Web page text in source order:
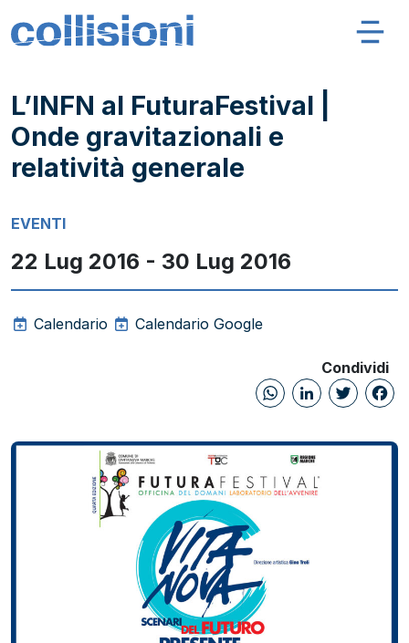
Salta al contenuto
Navigazione principale
L’INFN al FuturaFestival |
Onde gravitazionali e
relatività generale
EVENTI
22 Lug 2016 - 30 Lug 2016
Calendario Calendario Google
Condividi